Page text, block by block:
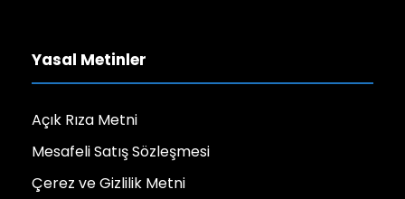
Yasal Metinler
Açık Rıza Metni
Mesafeli Satış Sözleşmesi
Çerez ve Gizlilik Metni